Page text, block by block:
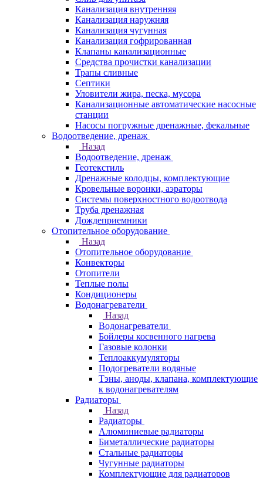
Канализация внутренняя
Канализация наружняя
Канализация чугунная
Канализация гофрированная
Клапаны канализационные
Средства прочистки канализации
Трапы сливные
Септики
Уловители жира, песка, мусора
Канализационные автоматические насосные
станции
Насосы погружные дренажные, фекальные
Водоотведение, дренаж
Назад
Водоотведение, дренаж
Геотекстиль
Дренажные колодцы, комплектующие
Кровельные воронки, аэраторы
Системы поверхностного водоотвода
Труба дренажная
Дождеприемники
Отопительное оборудование
Назад
Отопительное оборудование
Конвекторы
Отопители
Теплые полы
Кондиционеры
Водонагреватели
Назад
Водонагреватели
Бойлеры косвенного нагрева
Газовые колонки
Теплоаккумуляторы
Подогреватели водяные
Тэны, аноды, клапана, комплектующие
к водонагревателям
Радиаторы
Назад
Радиаторы
Алюминиевые радиаторы
Биметаллические радиаторы
Стальные радиаторы
Чугунные радиаторы
Комплектующие для радиаторов